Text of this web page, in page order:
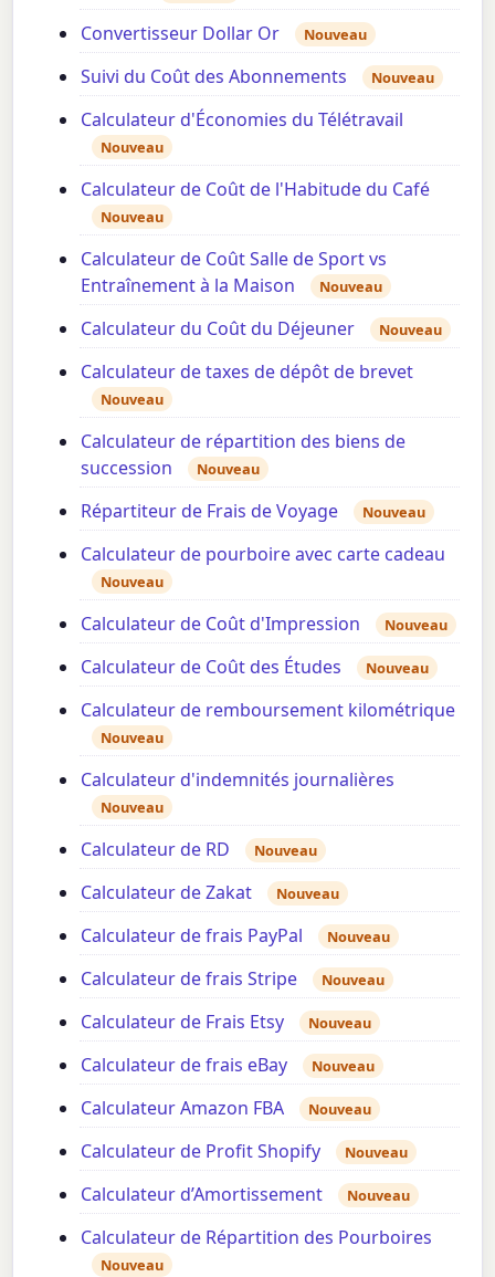
Convertisseur Dollar Or Nouveau
Suivi du Coût des Abonnements Nouveau
Calculateur d'Économies du Télétravail
Nouveau
Calculateur de Coût de l'Habitude du Café
Nouveau
Calculateur de Coût Salle de Sport vs
Entraînement à la Maison
Nouveau
Calculateur du Coût du Déjeuner Nouveau
Calculateur de taxes de dépôt de brevet
Nouveau
Calculateur de répartition des biens de
succession
Nouveau
Répartiteur de Frais de Voyage Nouveau
Calculateur de pourboire avec carte cadeau
Nouveau
Calculateur de Coût d'Impression Nouveau
Calculateur de Coût des Études Nouveau
Calculateur de remboursement kilométrique
Nouveau
Calculateur d'indemnités journalières
Nouveau
Calculateur de RD Nouveau
Calculateur de Zakat Nouveau
Calculateur de frais PayPal Nouveau
Calculateur de frais Stripe Nouveau
Calculateur de Frais Etsy Nouveau
Calculateur de frais eBay Nouveau
Calculateur Amazon FBA Nouveau
Calculateur de Profit Shopify Nouveau
Calculateur d’Amortissement Nouveau
Calculateur de Répartition des Pourboires
Nouveau